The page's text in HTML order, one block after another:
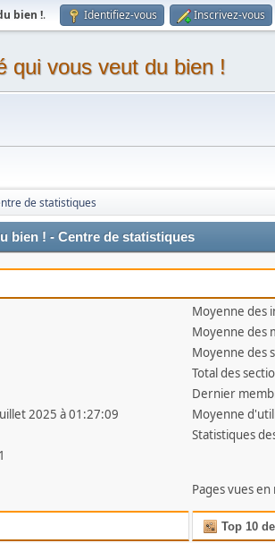
bien !. Identifiez-vous Inscrivez-vous
qui vous veut du bien !
de statistiques
bien ! - Centre de statistiques
2025 à 01:27:09
Moyenne des
Moyenne des
Moyenne des
Total des
Dernier
Moyenne
Statistiques
Pages vues
Top 10